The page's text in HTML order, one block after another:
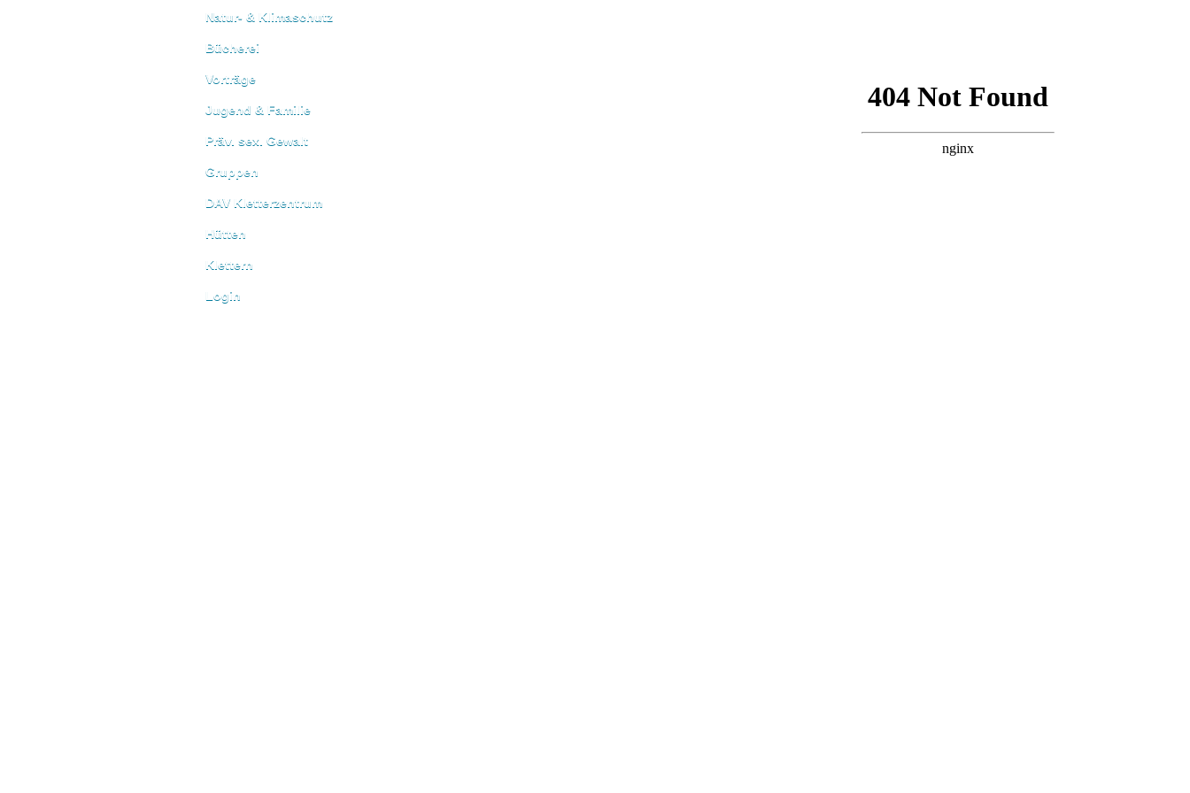
Natur- & Klimaschutz
Bücherei
Vorträge
Jugend & Familie
Präv. sex. Gewalt
Gruppen
DAV Kletterzentrum
Hütten
Klettern
Login